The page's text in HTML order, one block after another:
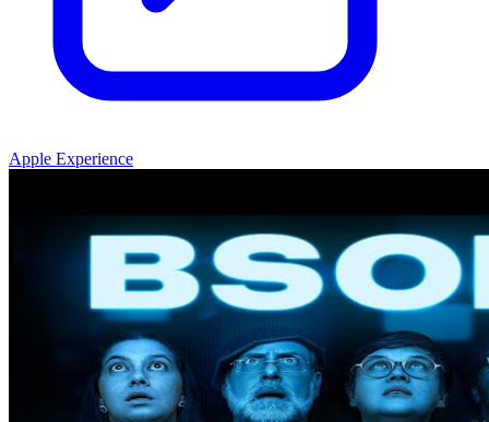
Apple Experience